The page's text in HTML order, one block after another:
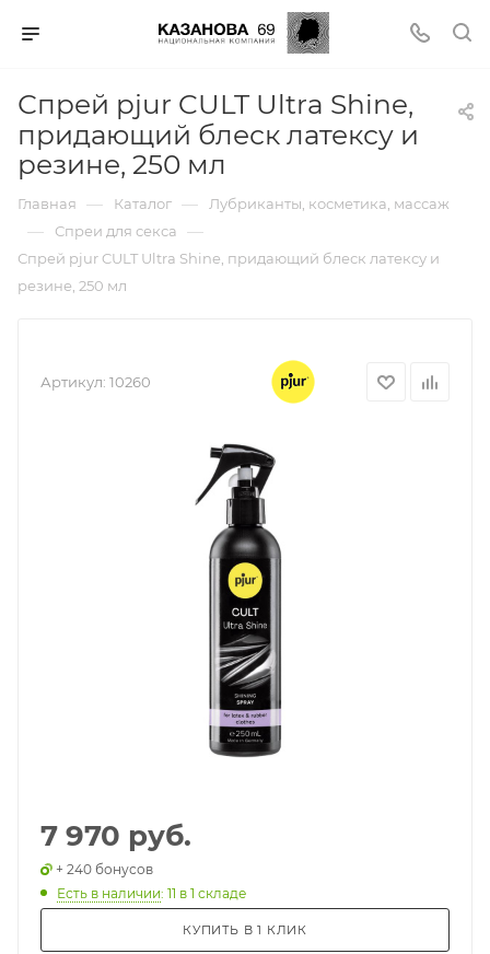
Спрей pjur CULT Ultra Shine,
придающий блеск латексу и
резине, 250 мл
Главная — Каталог — Лубриканты, косметика, массаж
— Спреи для секса —
Спрей pjur CULT Ultra Shine, придающий блеск латексу и
резине, 250 мл
Артикул: 10260
7 970 руб.
+ 240 бонусов
Есть в наличии: 11 в 1 складе
КУПИТЬ В 1 КЛИК